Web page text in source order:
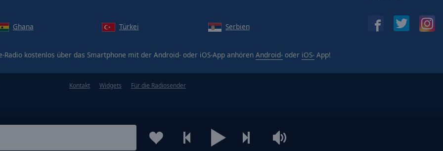
Ghana Türkei Serbien
Radio kostenlos über das Smartphone mit der Android- oder iOS-App anhören Android- oder iOS- App!
Kontakt Widgets Für die Radiosender